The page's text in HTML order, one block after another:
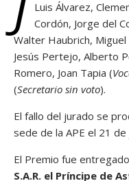
Luis Álvarez,
Cordón, Jorge del
Walter Haubrich,
Jesús Pertejo, Alberto
Romero, Joan Tapia (
(Secretario sin voto).
El fallo del jurado se
sede de la APE el 21
El Premio fue
S.A.R. el Príncipe de